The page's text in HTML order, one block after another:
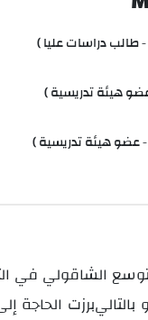
دراسات عليا )
هيئة تدريسية )
هيئة تدريسية )
الشاقولي في
و بالتاليبرزت الحاجة